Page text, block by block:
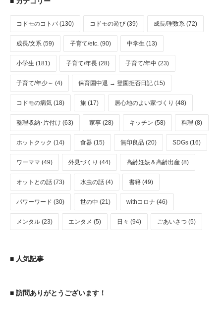
コドモのコトバ (130) コドモの遊び (39) 成長/理数系 (72)
成長/文系 (59) 子育て/etc. (90) 中学生 (13)
小学生 (181) 子育て/年長 (28) 子育て/年中 (23)
子育て/年少～ (4) 保育園中退 → 登園拒否日記 (15)
コドモの病気 (18) 旅 (17) 居心地のよい家づくり (48)
整理収納･片付け (63) 家事 (28) キッチン (58) 料理 (8)
ホットクック (14) 食器 (15) 無印良品 (20) SDGs (16)
ワーママ (49) 外見づくり (44) 高齢妊娠＆高齢出産 (8)
オットとの話 (73) 水虫の話 (4) 書籍 (49)
パワーワード (30) 世の中 (21) withコロナ (46)
メンタル (23) エンタメ (5) 日々 (94) ごあいさつ (5)
■ 人気記事
■ 訪問ありがとうございます！